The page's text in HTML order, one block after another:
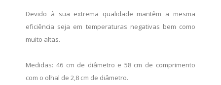
Devido à sua extrema qualidade mantêm a mesma
eficiência seja em temperaturas negativas bem como
muito altas.
Medidas: 46 cm de diâmetro e 58 cm de comprimento
com o olhal de 2,8 cm de diâmetro.